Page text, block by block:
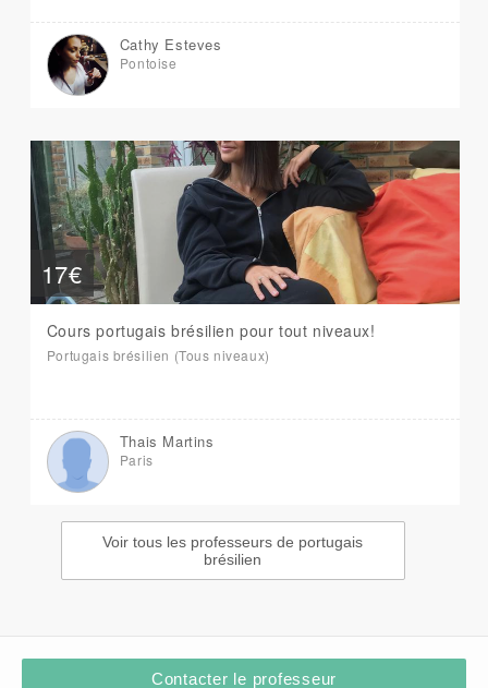
Contacter le professeur
Cathy Esteves
Pontoise
17€
Cours portugais brésilien pour tout niveaux!
Portugais brésilien (Tous niveaux)
Thais Martins
Paris
Voir tous les professeurs de portugais
brésilien